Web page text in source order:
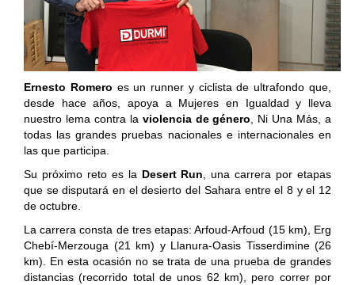
Ernesto Romero es un runner y ciclista de ultrafondo que,
desde hace años, apoya a Mujeres en Igualdad y lleva
nuestro lema contra la violencia de género , Ni Una Más, a
todas las grandes pruebas nacionales e internacionales en
las que participa.
Su próximo reto es la Desert Run , una carrera por etapas
que se disputará en el desierto del Sahara entre el 8 y el 12
de octubre.
La carrera consta de tres etapas: Arfoud-Arfoud (15 km), Erg
Chebí-Merzouga (21 km) y Llanura-Oasis Tisserdimine (26
km). En esta ocasión no se trata de una prueba de grandes
distancias (recorrido total de unos 62 km), pero correr por